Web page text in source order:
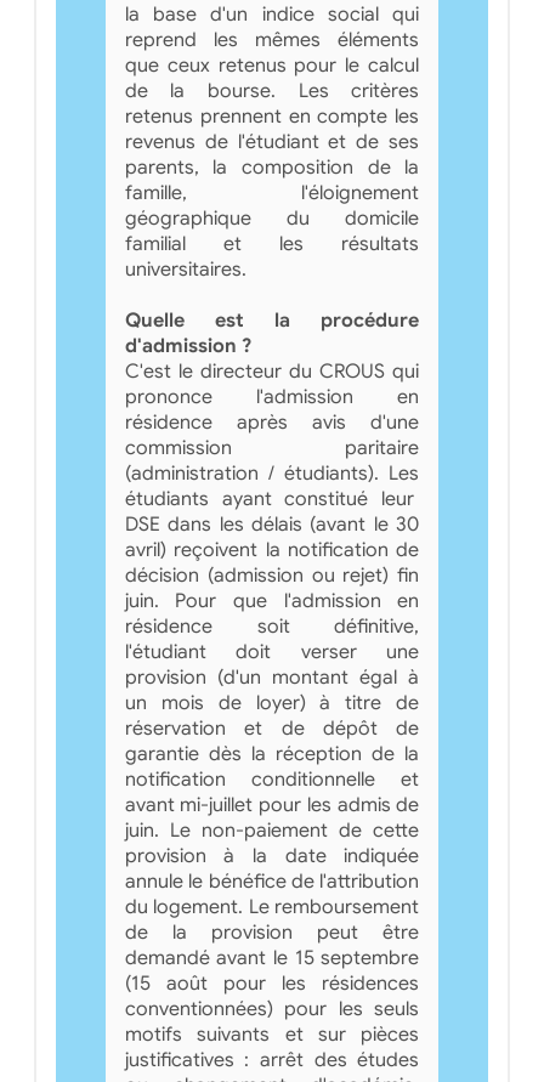
la base d'un indice social qui
reprend les mêmes éléments
que ceux retenus pour le calcul
de la bourse. Les critères
retenus prennent en compte les
revenus de l'étudiant et de ses
parents, la composition de la
famille, l'éloignement
géographique du domicile
familial et les résultats
universitaires.
Quelle est la procédure
d'admission ?
C'est le directeur du CROUS qui
prononce l'admission en
résidence après avis d'une
commission paritaire
(administration / étudiants). Les
étudiants ayant constitué leur
DSE dans les délais (avant le 30
avril) reçoivent la notification de
décision (admission ou rejet) fin
juin. Pour que l'admission en
résidence soit définitive,
l'étudiant doit verser une
provision (d'un montant égal à
un mois de loyer) à titre de
réservation et de dépôt de
garantie dès la réception de la
notification conditionnelle et
avant mi-juillet pour les admis de
juin. Le non-paiement de cette
provision à la date indiquée
annule le bénéfice de l'attribution
du logement. Le remboursement
de la provision peut être
demandé avant le 15 septembre
(15 août pour les résidences
conventionnées) pour les seuls
motifs suivants et sur pièces
justificatives : arrêt des études